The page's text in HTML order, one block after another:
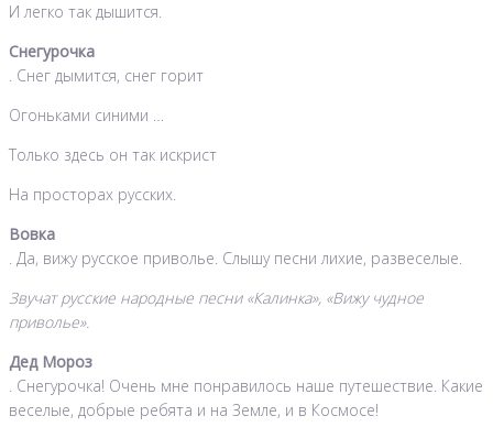
И легко так дышится.
Снегурочка
. Снег дымится, снег горит
Огоньками синими …
Только здесь он так искрист
На просторах русских.
Вовка
. Да, вижу русское приволье. Слышу песни лихие, развеселые.
Звучат русские народные песни «Калинка», «Вижу чудное
приволье».
Дед Мороз
. Снегурочка! Очень мне понравилось наше путешествие. Какие
веселые, добрые ребята и на Земле, и в Космосе!